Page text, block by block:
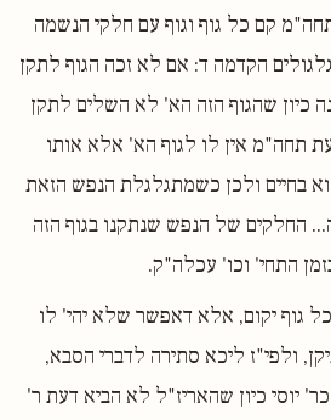
קם כל גוף וגוף עם חלקי הנשמה
הקדמה ד: אם לא זכה הגוף לתקן
כיון שהגוף הזה הא' לא השלים לתקן
תחה"מ אין לו לגוף הא' אלא אותו
בחיים ולכן כשמתגלגלת הנפש הזאת
החלקים של הנפש שנתקנו בגוף הזה
התחי' וכו' עכלה"ק.
כל גוף יקום, אלא דאפשר שלא יהי' לו
ולפי"ז ליכא סתירה לדברי הסבא,
יוסי כיון שהאריז"ל לא הביא דעת ר'